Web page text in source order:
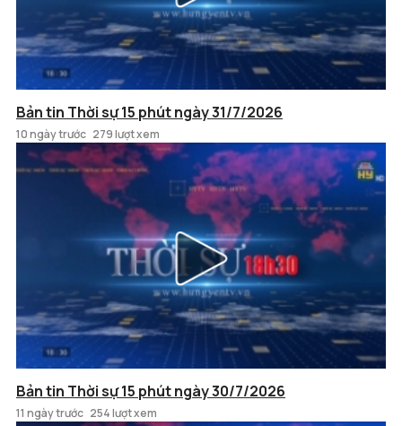
Bản tin Thời sự 15 phút ngày 31/7/2026
10 ngày trước 279 lượt xem
Bản tin Thời sự 15 phút ngày 30/7/2026
11 ngày trước 254 lượt xem